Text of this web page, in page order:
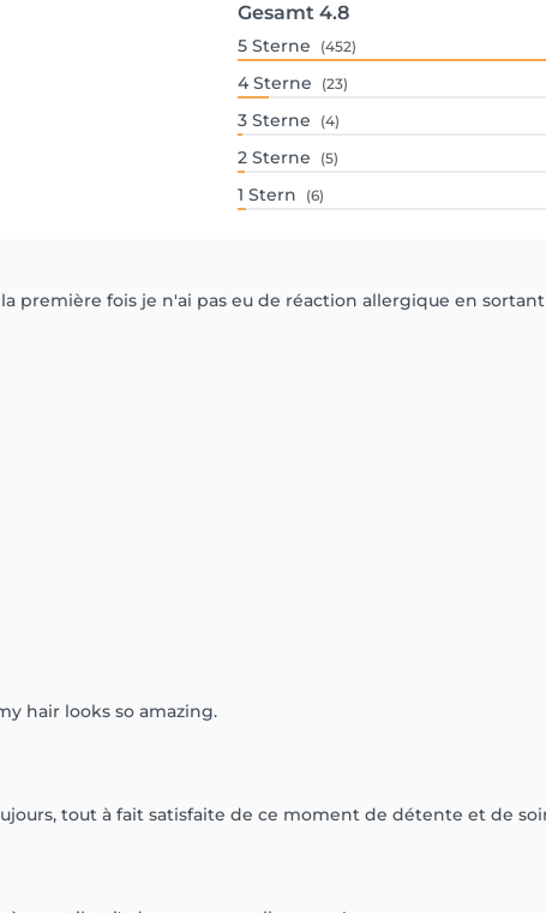
Gesamt 4.8
5 Sterne (452)
4 Sterne (23)
3 Sterne (4)
2 Sterne (5)
1 Stern (6)
première fois je n'ai pas eu de réaction allergique en
hair looks so amazing.
tout à fait satisfaite de ce moment de détente et de